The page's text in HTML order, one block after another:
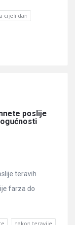
cijeli dan
poslije
teravih
farza do
nakon teravije